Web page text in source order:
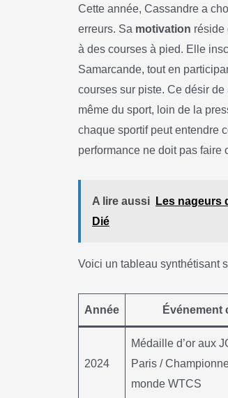
Cette année, Cassandre a
erreurs. Sa motivation réside
à des courses à pied. Elle
Samarcande, tout en
courses sur piste. Ce désir de
même du sport, loin de la
chaque sportif peut entendre
performance ne doit pas faire
A lire aussi
Les nageurs
Dié
Voici un tableau synthétisant
Année Événement
2024
Médaille d’or aux
Paris /
monde WTCS